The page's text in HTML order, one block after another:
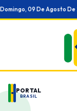
Ir
para
Domingo, 09 De Agosto De
PORTAL
BRASIL